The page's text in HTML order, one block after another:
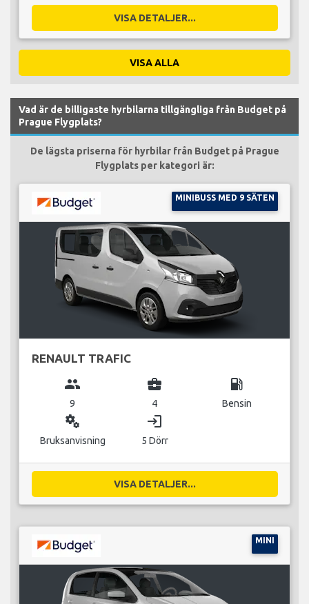
VISA DETALJER...
VISA ALLA
Vad är de billigaste hyrbilarna tillgängliga från Budget på
Prague Flygplats?
De lägsta priserna för hyrbilar från Budget på Prague
Flygplats per kategori är:
MINIBUSS MED 9 SÄTEN
RENAULT TRAFIC
group
9
business_center
4
local_gas_station
Bensin
miscellaneous_services
Bruksanvisning
login
5 Dörr
VISA DETALJER...
MINI